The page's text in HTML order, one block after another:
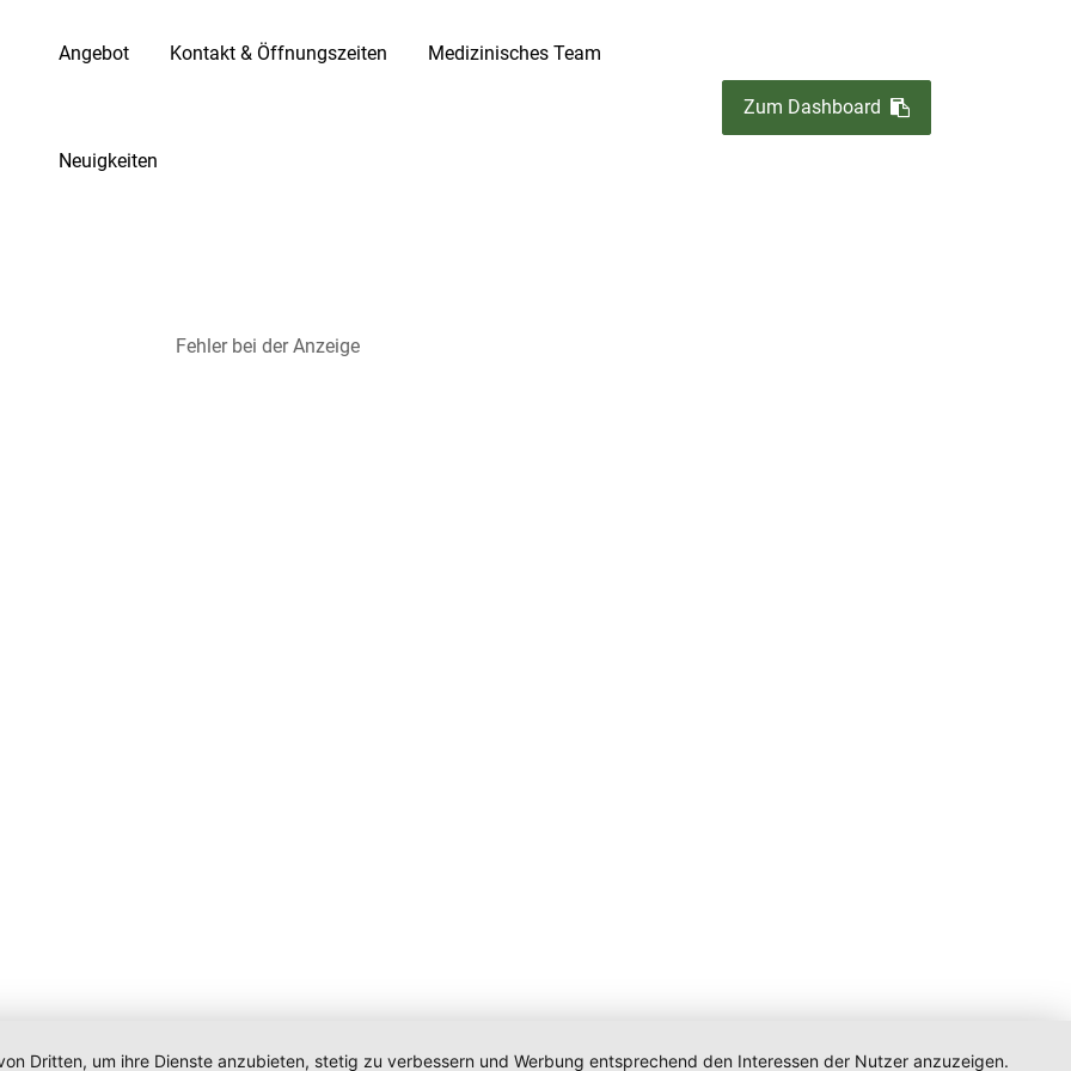
Angebot Kontakt & Öffnungszeiten Medizinisches Team
Neuigkeiten
Zum Dashboard
Fehler bei der Anzeige
Dritten, um ihre Dienste anzubieten, stetig zu verbessern und Werbung entsprechend den Interessen der Nutzer anzuzeigen.